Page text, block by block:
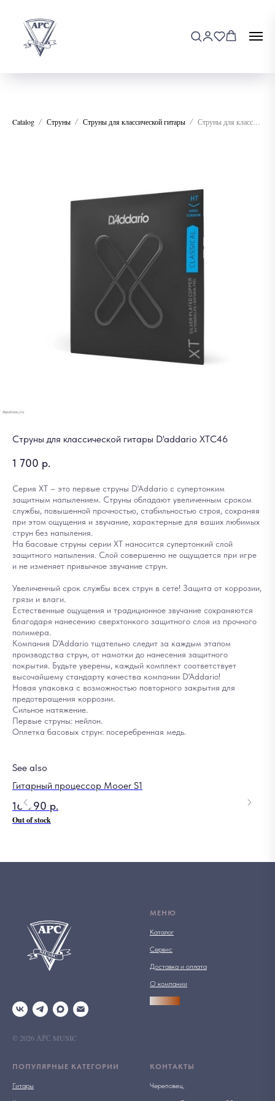
Catalog Струны Струны для классической гитары
Струны для классической гитары D'addario XTC46
1 700 р.
Серия XT – это первые струны D'Addario с супертонким
защитным напылением. Струны обладают увеличенным сроком
службы, повышенной прочностью, стабильностью строя, сохраняя
при этом ощущения и звучание, характерные для ваших любимых
струн без напыления.
На басовые струны серии XT наносится супертонкий слой
защитного напыления. Слой совершенно не ощущается при игре
и не изменяет привычное звучание струн.
Увеличенный срок службы всех струн в сете! Защита от коррозии,
грязи и влаги.
Естественные ощущения и традиционное звучание сохраняются
благодаря нанесению сверхтонкого защитного слоя из прочного
полимера.
Компания D'Addario тщательно следит за каждым этапом
производства струн, от намотки до нанесения защитного
покрытия. Будьте уверены, каждый комплект соответствует
высочайшему стандарту качества компании D'Addario!
Новая упаковка с возможностью повторного закрытия для
предотвращения коррозии.
Сильное натяжение.
Первые струны: нейлон.
Оплетка басовых струн: посеребренная медь.
See also
Гитарный процессор Mooer S1
16 990 р.
Out of stock
© 2026 АРС MUSIC
МЕНЮ
Каталог
Сервис
Доставка и оплата
О компании
ПОПУЛЯРНЫЕ КАТЕГОРИИ
Гитары
КОНТАКТЫ
Череповец,